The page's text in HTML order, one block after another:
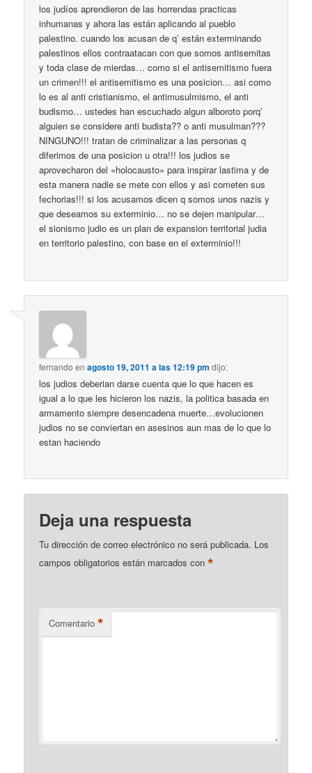
los judíos aprendieron de las horrendas practicas
inhumanas y ahora las están aplicando al pueblo
palestino. cuando los acusan de q’ están exterminando
palestinos ellos contraatacan con que somos antisemitas
y toda clase de mierdas… como si el antisemitismo fuera
un crimen!!! el antisemitismo es una posicion… asi como
lo es al anti cristianismo, el antimusulmismo, el anti
budismo… ustedes han escuchado algun alboroto porq’
alguien se considere anti budista?? o anti musulman???
NINGUNO!!! tratan de criminalizar a las personas q
diferimos de una posicion u otra!!! los judios se
aprovecharon del «holocausto» para inspirar lastima y de
esta manera nadie se mete con ellos y asi cometen sus
fechorias!!! si los acusamos dicen q somos unos nazis y
que deseamos su exterminio… no se dejen manipular…
el sionismo judio es un plan de expansion territorial judia
en territorio palestino, con base en el exterminio!!!
fernando enagosto 19, 2011 a las 12:19 pm dijo:
los judios deberian darse cuenta que lo que hacen es
igual a lo que les hicieron los nazis, la politica basada en
armamento siempre desencadena muerte…evolucionen
judios no se conviertan en asesinos aun mas de lo que lo
estan haciendo
Deja una respuesta
Tu dirección de correo electrónico no será publicada. Los
campos obligatorios están marcados con*
Comentario *